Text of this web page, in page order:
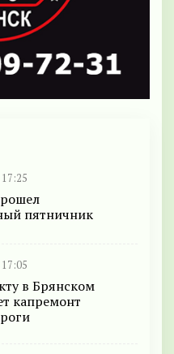
пятничник
в Брянском
капремонт